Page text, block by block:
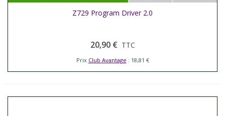
Z729 Program Driver 2.0
20,90 € TTC
Prix Club Avantage : 18,81 €